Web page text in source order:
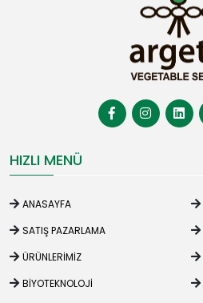
HIZLI MENÜ
ANASAYFA
SATIŞ PAZARLAMA
ÜRÜNLERIMIZ
BIYOTEKNOLOJI